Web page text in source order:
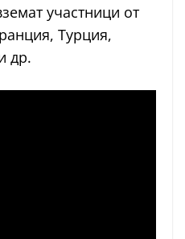
участници от
Турция,
др.